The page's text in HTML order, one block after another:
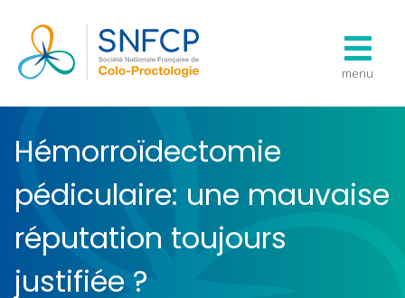
menu
Hémorroïdectomie
pédiculaire: une mauvaise
réputation toujours
justifiée ?